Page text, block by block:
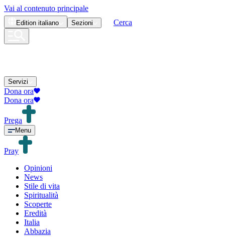
Vai al contenuto principale
Edition italiano Sezioni Cerca
Servizi
Dona ora
Dona ora
Prega
Menu
Pray
Opinioni
News
Stile di vita
Spiritualità
Scoperte
Eredità
Italia
Abbazia